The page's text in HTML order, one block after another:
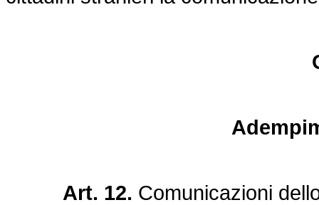
Art. 12. Comunicazioni